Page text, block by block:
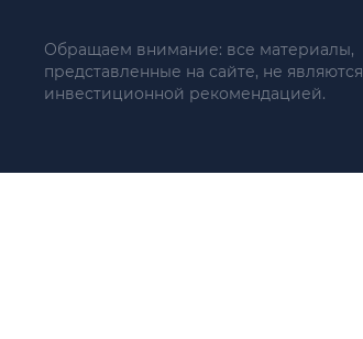
Обращаем внимание: все материалы,
представленные на сайте, не являются
инвестиционной рекомендацией.